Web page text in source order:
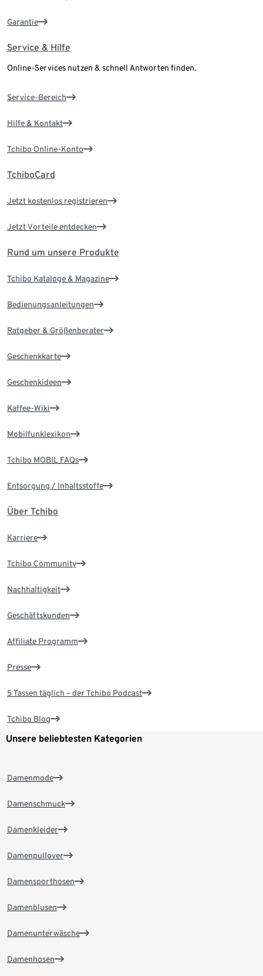
Garantie
Service & Hilfe
Online-Services nutzen & schnell Antworten finden.
Service-Bereich
Hilfe & Kontakt
Tchibo Online-Konto
TchiboCard
Jetzt kostenlos registrieren
Jetzt Vorteile entdecken
Rund um unsere Produkte
Tchibo Kataloge & Magazine
Bedienungsanleitungen
Ratgeber & Größenberater
Geschenkkarte
Geschenkideen
Kaffee-Wiki
Mobilfunklexikon
Tchibo MOBIL FAQs
Entsorgung / Inhaltsstoffe
Über Tchibo
Karriere
Tchibo Community
Nachhaltigkeit
Geschäftskunden
Affiliate Programm
Presse
5 Tassen täglich – der Tchibo Podcast
Tchibo Blog
Unsere beliebtesten Kategorien
Damenmode
Damenschmuck
Damenkleider
Damenpullover
Damensporthosen
Damenblusen
Damenunterwäsche
Damenhosen